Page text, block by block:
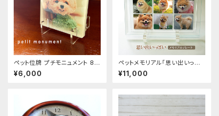
ペット位牌 プチモニュメント 8×
8cmの小さなメモリアル 思い出
写真で作ります
¥6,000
ペットメモリアル「思い出いっぱ
い」 ガラスプレート 写真印刷6
枚 ペット位牌 御仏前
¥11,000